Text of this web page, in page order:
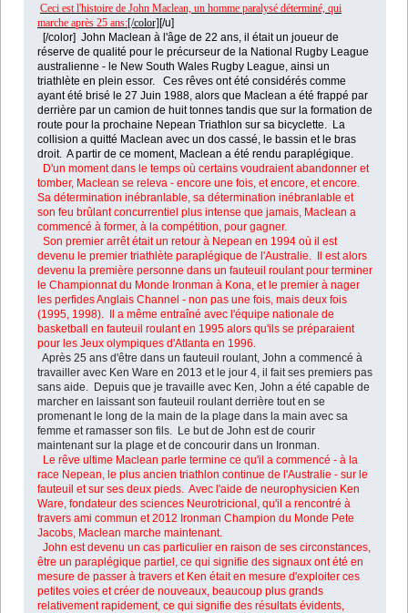
Ceci est l'histoire de John Maclean, un homme paralysé déterminé, qui
marche après 25 ans:[/color][/u]
[/color]John Maclean à l'âge de 22 ans, il était un joueur de
réserve de qualité pour le précurseur de la National Rugby League
australienne - le New South Wales Rugby League, ainsi un
triathlète en plein essor.
Ces rêves ont été considérés comme
ayant été brisé le 27 Juin 1988, alors que Maclean a été frappé par
derrière par un camion de huit tonnes tandis que sur la formation de
route pour la prochaine Nepean Triathlon sur sa bicyclette. La
collision a quitté Maclean avec un dos cassé, le bassin et le bras
droit. A partir de ce moment, Maclean a été rendu paraplégique.
D'un moment dans le temps où certains voudraient abandonner et
tomber, Maclean se releva - encore une fois, et encore, et encore.
Sa détermination inébranlable, sa détermination inébranlable et
son feu brûlant concurrentiel plus intense que jamais, Maclean a
commencé à former, à la compétition, pour gagner.
Son premier arrêt était un retour à Nepean en 1994 où il est
devenu le premier triathlète paraplégique de l'Australie. Il est alors
devenu la première personne dans un fauteuil roulant pour terminer
le Championnat du Monde Ironman à Kona, et le premier à nager
les perfides Anglais Channel - non pas une fois, mais deux fois
(1995, 1998). Il a même entraîné avec l'équipe nationale de
basketball en fauteuil roulant en 1995 alors qu'ils se préparaient
pour les Jeux olympiques d'Atlanta en 1996.
Après 25 ans d'être dans un fauteuil roulant, John a commencé à
travailler avec Ken Ware en 2013 et le jour 4, il fait ses premiers pas
sans aide. Depuis que je travaille avec Ken, John a été capable de
marcher en laissant son fauteuil roulant derrière tout en se
promenant le long de la main de la plage dans la main avec sa
femme et ramasser son fils. Le but de John est de courir
maintenant sur la plage et de concourir dans un Ironman.
Le rêve ultime Maclean parle termine ce qu'il a commencé - à la
race Nepean, le plus ancien triathlon continue de l'Australie - sur le
fauteuil et sur ses deux pieds. Avec l'aide de neurophysicien Ken
Ware, fondateur des sciences Neurotricional, qu'il a rencontré à
travers ami commun et 2012 Ironman Champion du Monde Pete
Jacobs, Maclean marche maintenant.
John est devenu un cas particulier en raison de ses circonstances,
être un paraplégique partiel, ce qui signifie des signaux ont été en
mesure de passer à travers et Ken était en mesure d'exploiter ces
petites voies et créer de nouveaux, beaucoup plus grands
relativement rapidement, ce qui signifie des résultats évidents,